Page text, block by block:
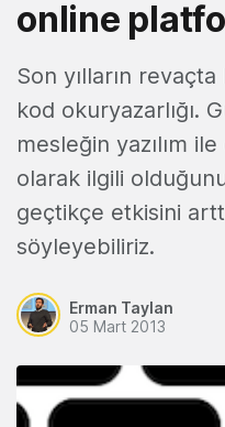
online
Son yılların
kod okuryazarlığı.
mesleğin yazılım
olarak ilgili
geçtikçe etkisini
söyleyebiliriz.
Erman Taylan
05 Mart 2013